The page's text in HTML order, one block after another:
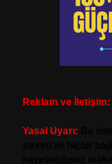
Reklam ve İletişim:
Yasal Uyarı: